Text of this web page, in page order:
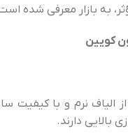
به بازار معرفی
کویین
الیاف نرم و با کیفیت
دارند.